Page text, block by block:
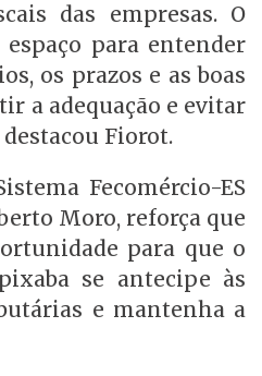
das empresas. O
para entender
os prazos e as boas
a adequação e evitar
destacou Fiorot.
Fecomércio-ES
Moro, reforça que
para que o
se antecipe às
e mantenha a